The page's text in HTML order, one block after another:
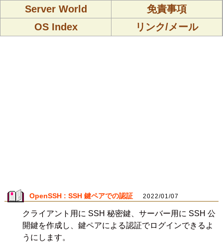
Server World
免責事項
OS Index
リンク/メール
OpenSSH : SSH 鍵ペアでの認証 2022/01/07
クライアント用に SSH 秘密鍵、サーバー用に SSH 公
開鍵を作成し、鍵ペアによる認証でログインできるよ
うにします。